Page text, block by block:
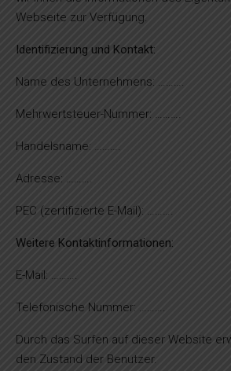
Webseite zur Verfügung.
Identifizierung und Kontakt:
Name des Unternehmens: ……….
Mehrwertsteuer-Nummer: ……….
Handelsname: ……….
Adresse: ……….
PEC (zertifizierte E-Mail): ……….
Weitere Kontaktinformationen:
E-Mail: ……….
Telefonische Nummer: ……….
Durch das Surfen auf dieser Website
den Zustand der Benutzer.